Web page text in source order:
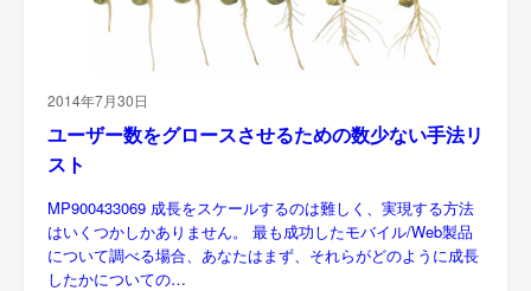
2014年7月30日
ユーザー数をグロースさせるための数少ない手法リ
スト
MP900433069 成長をスケールするのは難しく、実現する方法
はいくつかしかありません。 最も成功したモバイル/Web製品
について調べる場合、あなたはまず、それらがどのように成長
したかについての…